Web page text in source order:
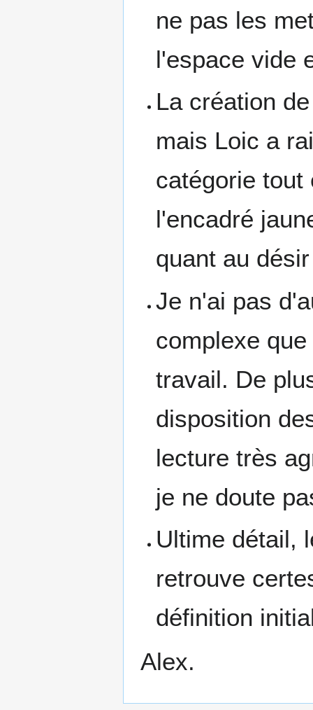
ne pas les
l'espace vide
La création
mais Loic a
catégorie
l'encadré
quant au
Je n'ai pas
complexe
travail. De
disposition
lecture très
je ne doute
Ultime détail,
retrouve
définition
Alex.